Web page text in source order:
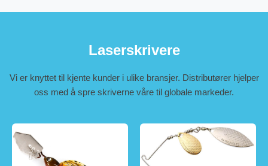
Laserskrivere
Vi er knyttet til kjente kunder i ulike bransjer. Distributører hjelper
oss med å spre skriverne våre til globale markeder.